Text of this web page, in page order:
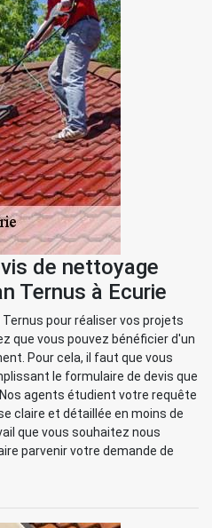
de nettoyage
Ternus à Ecurie
pour réaliser vos projets
que vous pouvez bénéficier d'un
Pour cela, il faut que vous
le formulaire de devis que
agents étudient votre requête
claire et détaillée en moins de
que vous souhaitez nous
parvenir votre demande de